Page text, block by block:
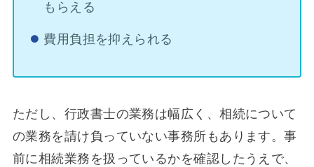
もらえる
費用負担を抑えられる
ただし、行政書士の業務は幅広く、相続について
の業務を請け負っていない事務所もあります。事
前に相続業務を扱っているかを確認したうえで、